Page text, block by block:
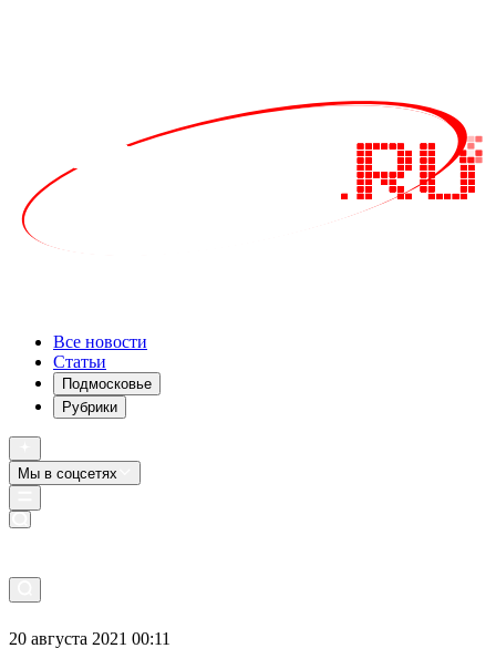
Все новости
Статьи
Подмосковье
Рубрики
Мы в соцсетях
20 августа 2021 00:11